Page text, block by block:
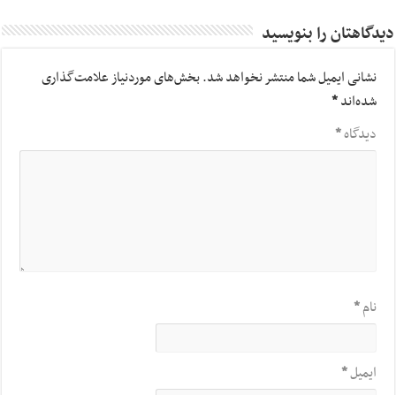
دیدگاهتان را بنویسید
نشانی ایمیل شما منتشر نخواهد شد.بخش‌های موردنیاز علامت‌گذاری
شده‌اند*
دیدگاه*
نام*
ایمیل*